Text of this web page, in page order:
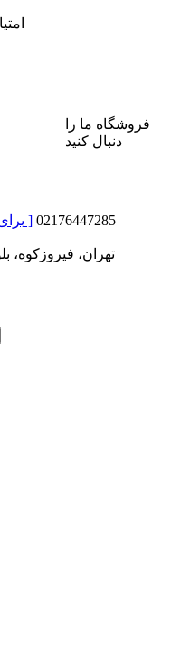
فروشگاه ما را
دنبال کنید
[ برای تماس تلفنی با ما کلیک کنید ] 02176447285
تهران، فیروزکوه،